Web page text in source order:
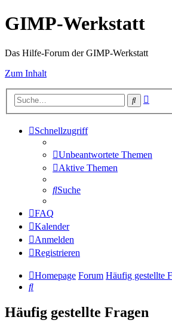
GIMP-Werkstatt
Das Hilfe-Forum der GIMP-Werkstatt
Zum Inhalt
Suche
Schnellzugriff
Unbeantwortete Themen
Aktive Themen
Suche
FAQ
Kalender
Anmelden
Registrieren
Homepage Forum Häufig gestellte
Suche
Häufig gestellte Fragen